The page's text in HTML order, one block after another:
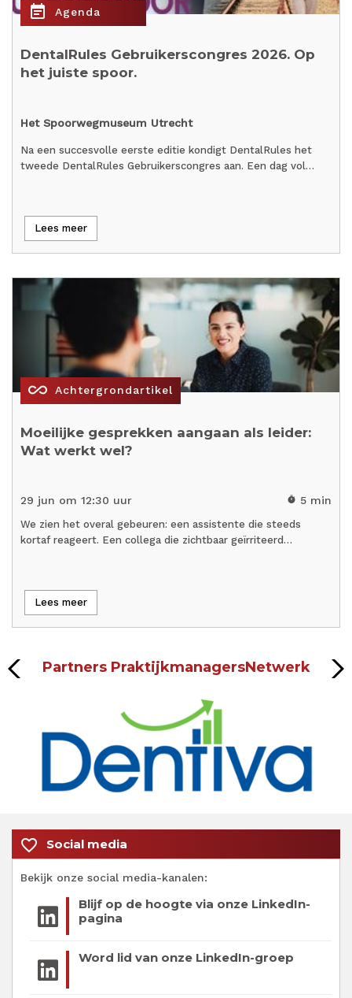
event_note Agenda
DentalRules Gebruikerscongres 2026. Op
het juiste spoor.
Het Spoorwegmuseum Utrecht
Na een succesvolle eerste editie kondigt DentalRules het
tweede DentalRules Gebruikerscongres aan. Een dag vol…
Lees meer
all_inclusive Achtergrondartikel
Moeilijke gesprekken aangaan als leider:
Wat werkt wel?
29 jun om 12:30 uur timer 5 min
We zien het overal gebeuren: een assistente die steeds
kortaf reageert. Een collega die zichtbaar geïrriteerd…
Lees meer
Partners PraktijkmanagersNetwerk
favorite_border Social media
Bekijk onze social media-kanalen:
Blijf op de hoogte via onze LinkedIn-
pagina
Word lid van onze LinkedIn-groep